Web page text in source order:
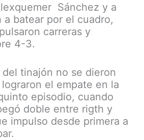
Sánchez y a
a batear por el cuadro,
carreras y
4-3.
tinajón no se dieron
el empate en la
episodio, cuando
doble entre rigth y
impulso desde primera a